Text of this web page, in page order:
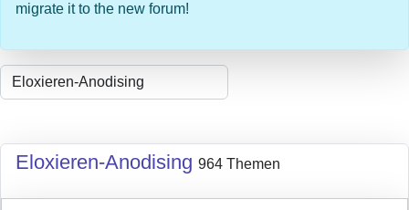
migrate it to the new forum!
Eloxieren-Anodising 964 Themen